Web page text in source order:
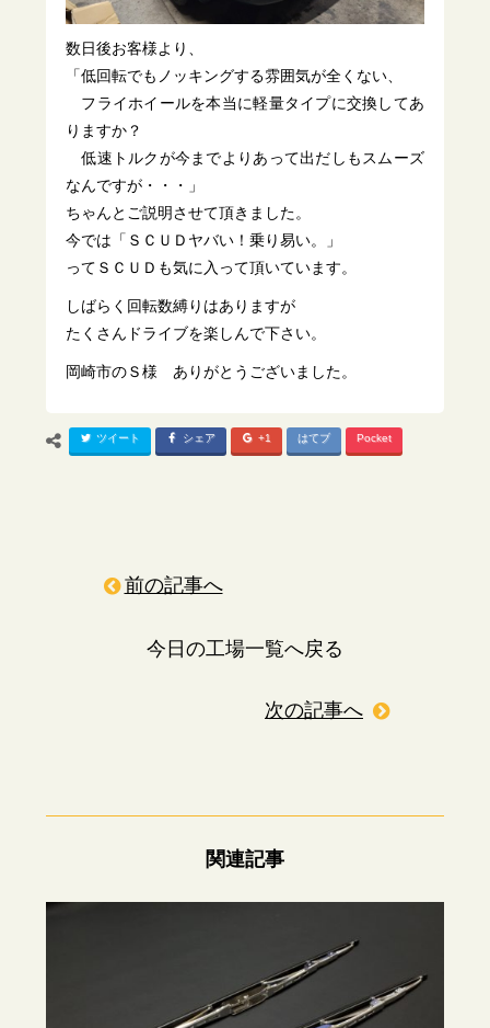
数日後お客様より、
「低回転でもノッキングする雰囲気が全くない、
フライホイールを本当に軽量タイプに交換してあ
りますか？
低速トルクが今までよりあって出だしもスムーズ
なんですが・・・」
ちゃんとご説明させて頂きました。
今では「ＳＣＵＤヤバい！乗り易い。」
ってＳＣＵＤも気に入って頂いています。
しばらく回転数縛りはありますが
たくさんドライブを楽しんで下さい。
岡崎市のＳ様 ありがとうございました。
ツイート シェア +1 はてブ Pocket
前の記事へ
今日の工場一覧へ戻る
次の記事へ
関連記事